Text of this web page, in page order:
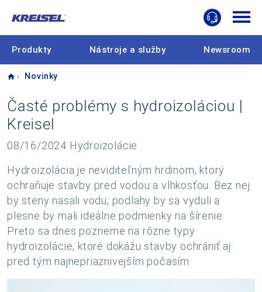
Produkty Nástroje a služby Newsroom
Home
Novinky
Časté problémy s hydroizoláciou |
Kreisel
08/16/2024 Hydroizolácie
Hydroizolácia je neviditeľným hrdinom, ktorý
ochraňuje stavby pred vodou a vlhkosťou. Bez nej
by steny nasali vodu, podlahy by sa vyduli a
plesne by mali ideálne podmienky na šírenie.
Preto sa dnes pozrieme na rôzne typy
hydroizolácie, ktoré dokážu stavby ochrániť aj
pred tým najnepriaznivejším počasím.